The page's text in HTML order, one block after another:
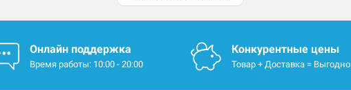
Онлайн поддержка
Время работы: 10:00 - 20:00
Конкурентные цены
Товар + Доставка = Выгодно